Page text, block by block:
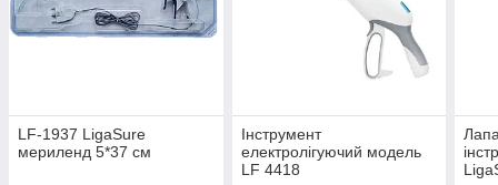
LF-1937 LigaSure
мериленд 5*37 см
Інструмент
електролігуючий модель
LF 4418